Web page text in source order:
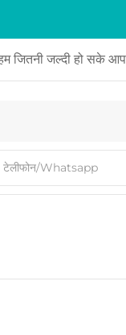
जितनी जल्दी हो सके